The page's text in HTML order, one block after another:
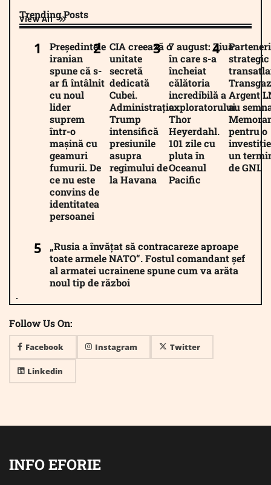
Trending Posts
View All
Președintele
iranian
spune că s-
ar fi întâlnit
cu noul
lider
suprem
într-o
mașină cu
geamuri
fumurii. De
ce nu este
convins de
identitatea
persoanei
CIA creează o
unitate
secretă
dedicată
Cubei.
Administrația
Trump
intensifică
presiunile
asupra
regimului de
la Havana
7 august: Ziua
în care s-a
încheiat
călătoria
incredibilă a
exploratorului
Thor
Heyerdahl.
101 zile cu
pluta în
Oceanul
Pacific
strategic
Argent
au
pentru o
un
de GNL
„Rusia a învățat să contracareze aproape
toate armele NATO“. Fostul comandant șef
al armatei ucrainene spune cum va arăta
noul tip de război
Follow Us On:
Facebook Instagram Twitter
Linkedin
INFO EFORIE